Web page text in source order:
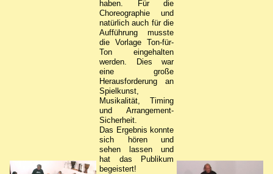
haben. Für die
Choreographie und
natürlich auch für die
Aufführung musste
die Vorlage Ton-für-
Ton eingehalten
werden. Dies war
eine große
Herausforderung an
Spielkunst,
Musikalität, Timing
und Arrangement-
Sicherheit.
Das Ergebnis konnte
sich hören und
sehen lassen und
hat das Publikum
begeistert!